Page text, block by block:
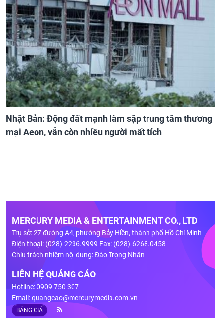
Nhật Bản: Động đất mạnh làm sập trung tâm thương
mại Aeon, vẫn còn nhiều người mất tích
MERCURY MEDIA & ENTERTAINMENT CO., LTD
Trụ sở: 27 đường A4, phường Bảy Hiền, thành phố Hồ Chí Minh
Điện thoại: (028)-2236.9999 Fax: (028)-6268.0458
Chịu trách nhiệm nội dung: Đào Trọng Nhân
LIÊN HỆ QUẢNG CÁO
Hotline: 0909 750 307
Email:quangcao@mercurymedia.com.vn
BẢNG GIÁ